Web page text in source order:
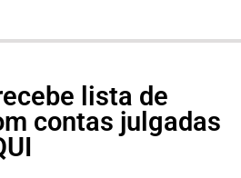
lista de
contas julgadas